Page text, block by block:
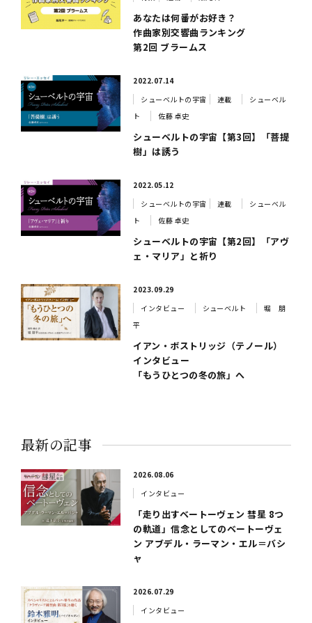
あなたは何番がお好き？
作曲家別交響曲ランキング
第2回 ブラームス
2022.07.14
シューベルトの宇宙
連載
シューベル
ト
佐藤 卓史
シューベルトの宇宙【第3回】「菩提
樹」は誘う
2022.05.12
シューベルトの宇宙
連載
シューベル
ト
佐藤 卓史
シューベルトの宇宙【第2回】「アヴ
ェ・マリア」と祈り
2023.09.29
インタビュー
シューベルト
堀 朋
平
イアン・ボストリッジ（テノール）
インタビュー
「もうひとつの冬の旅」へ
最新の記事
2026.08.06
インタビュー
「走り出すベートーヴェン 彗星 8つ
の軌道」信念としてのベートーヴェ
ン アブデル・ラーマン・エル＝バシ
ャ
2026.07.29
インタビュー